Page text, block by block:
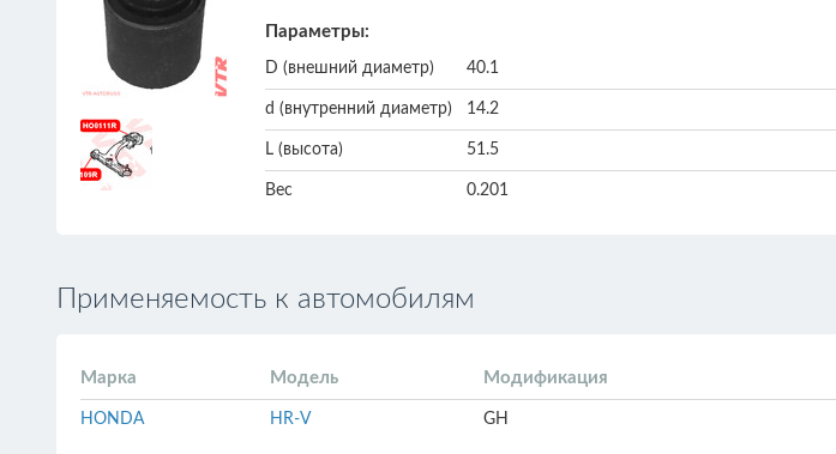
Параметры:
D (внешний диаметр) 40.1
d (внутренний диаметр) 14.2
L (высота) 51.5
Вес 0.201
Применяемость к автомобилям
Марка Модель Модификация
HONDA HR-V GH